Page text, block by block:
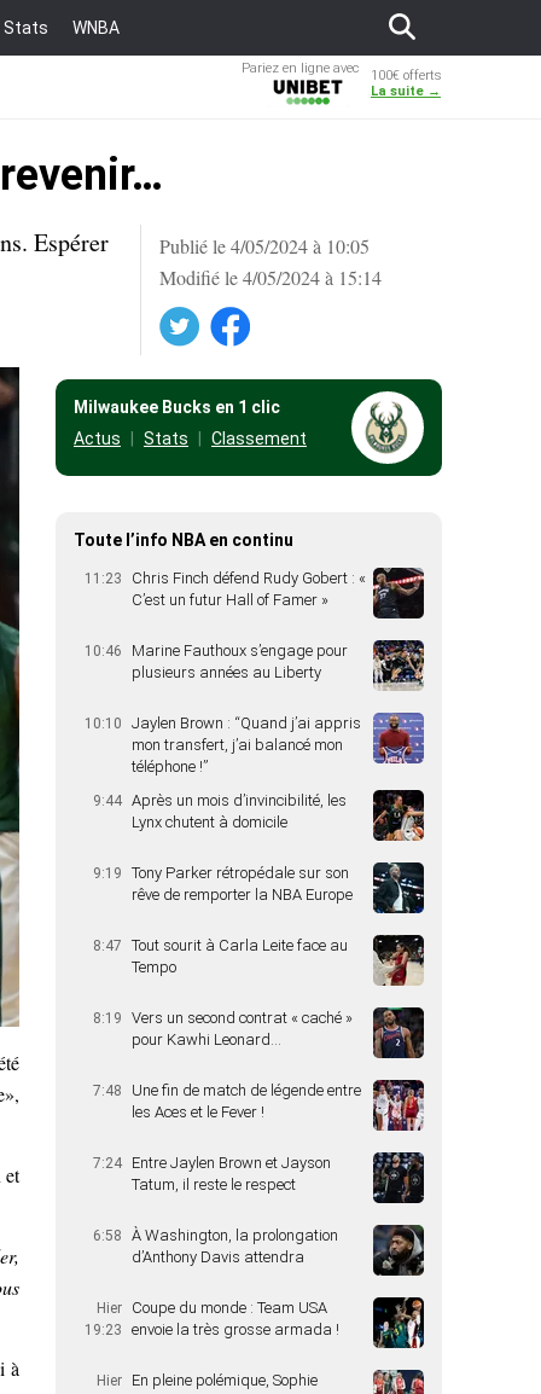
Stats WNBA
Pariez en ligne avec
100€ offerts
La suite →
Publié le 4/05/2024 à 10:05
Modifié le 4/05/2024 à 15:14
Facebook
Espérer
et
à
Milwaukee Bucks en 1 clic
Actus
Stats Classement
Toute l’info NBA en continu
11:23
Chris Finch défend Rudy Gobert : «
C’est un futur Hall of Famer »
10:46
Marine Fauthoux s’engage pour
plusieurs années au Liberty
10:10
Jaylen Brown : “Quand j’ai appris
mon transfert, j’ai balancé mon
téléphone !”
9:44 Après un mois d’invincibilité, les
Lynx chutent à domicile
9:19
Tony Parker rétropédale sur son
rêve de remporter la NBA Europe
8:47
Tout sourit à Carla Leite face au
Tempo
8:19
Vers un second contrat « caché »
pour Kawhi Leonard…
7:48
Une fin de match de légende entre
les Aces et le Fever !
7:24
Entre Jaylen Brown et Jayson
Tatum, il reste le respect
6:58
À Washington, la prolongation
d’Anthony Davis attendra
Hier
19:23
Coupe du monde : Team USA
envoie la très grosse armada !
Hier
En pleine polémique, Sophie